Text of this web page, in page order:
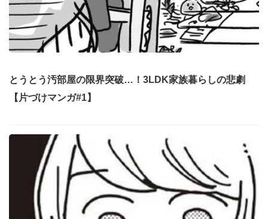
とうとう汚部屋の限界突破…！3LDK家族暮らしの悲劇
【片づけマンガ#1】